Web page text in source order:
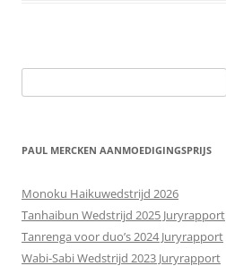
naar:
PAUL MERCKEN AANMOEDIGINGSPRIJS
Monoku Haikuwedstrijd 2026
Tanhaibun Wedstrijd 2025 Juryrapport
Tanrenga voor duo’s 2024 Juryrapport
Wabi-Sabi Wedstrijd 2023 Juryrapport